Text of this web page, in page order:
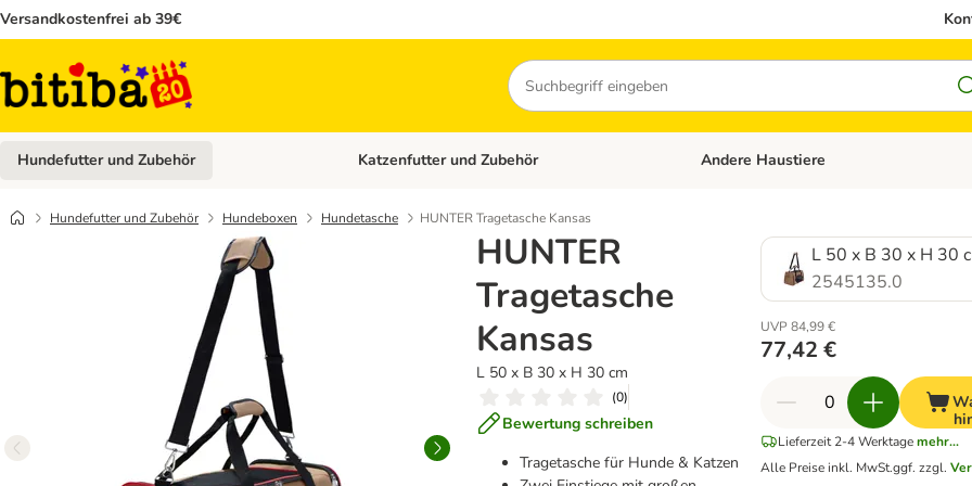
Versandkostenfrei ab 39€
Suchen
Hundefutter und Zubehör Kategorie-Menü öffnen: Hundefutter und Zubehör
Katzenfutter und Zubehör Kategorie-Menü öffnen: Katzenfutter und
Andere Haustiere
Hundefutter und Zubehör Hundeboxen Hundetasche HUNTER Tragetasche Kansas
HUNTER
Tragetasche
Kansas
L 50 x B 30 x H 30 cm
(0)
Bewertung schreiben
Tragetasche für Hunde & Katzen
L 50 x B 30 x H 30
2545135.0
UVP 84,99 €
77,42 €
Lieferzeit 2-4 Werktagemehr...
Alle Preise inkl. MwSt.ggf. zzgl.